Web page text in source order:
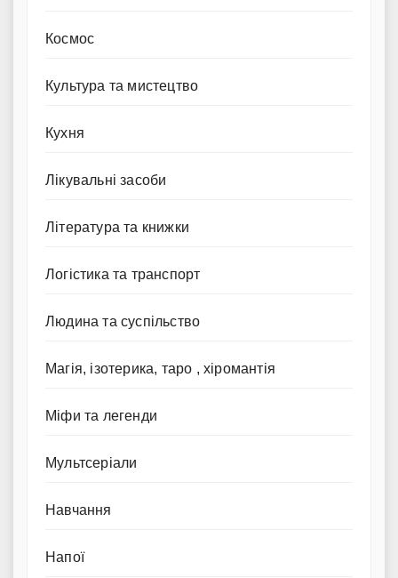
Космос
Культура та мистецтво
Кухня
Лікувальні засоби
Література та книжки
Логістика та транспорт
Людина та суспільство
Магія, ізотерика, таро , хіромантія
Міфи та легенди
Мультсеріали
Навчання
Напої